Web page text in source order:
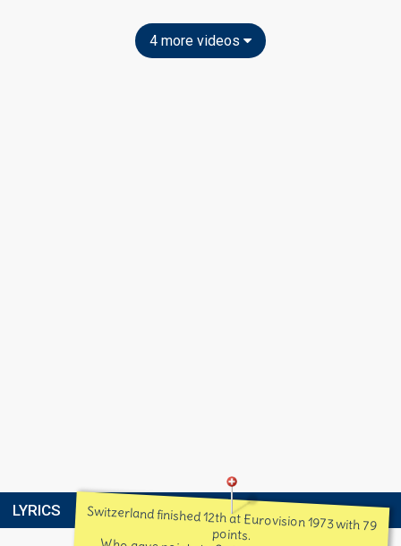
4 more videos
LYRICS Switzerland finished 12th at Eurovision 1973 with 79
points.